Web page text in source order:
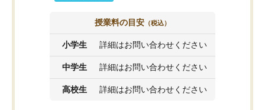
授業料の目安 （税込）
小学生 詳細はお問い合わせください
中学生 詳細はお問い合わせください
高校生 詳細はお問い合わせください